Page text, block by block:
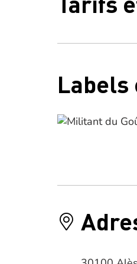
Labels